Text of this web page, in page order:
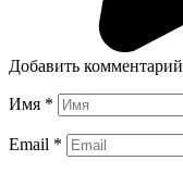
Добавить комментарий
Имя *
Email *